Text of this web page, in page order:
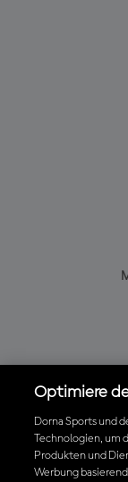
Optimiere
Dorna Sports und
Technologien, um
Produkten und
Werbung